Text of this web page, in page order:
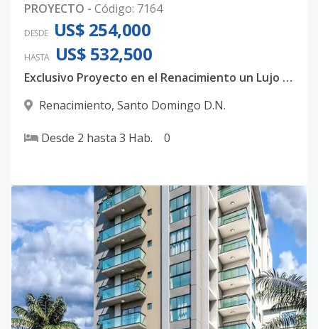
PROYECTO - Código: 7164
DESDE US$ 254,000
HASTA US$ 532,500
Exclusivo Proyecto en el Renacimiento un Lujo familiar
Renacimiento, Santo Domingo D.N.
Desde 2 hasta 3 Hab. 0